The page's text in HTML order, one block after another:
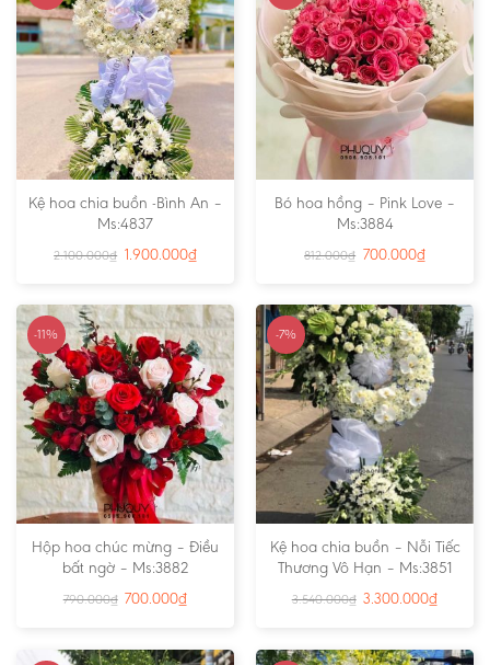
Kệ hoa chia buồn -Bình An –
Ms:4837
2.100.000₫ 1.900.000₫
Bó hoa hồng – Pink Love –
Ms:3884
812.000₫ 700.000₫
-11%
Hộp hoa chúc mừng – Điều
bất ngờ – Ms:3882
790.000₫ 700.000₫
-7%
Kệ hoa chia buồn – Nỗi Tiếc
Thương Vô Hạn – Ms:3851
3.540.000₫ 3.300.000₫